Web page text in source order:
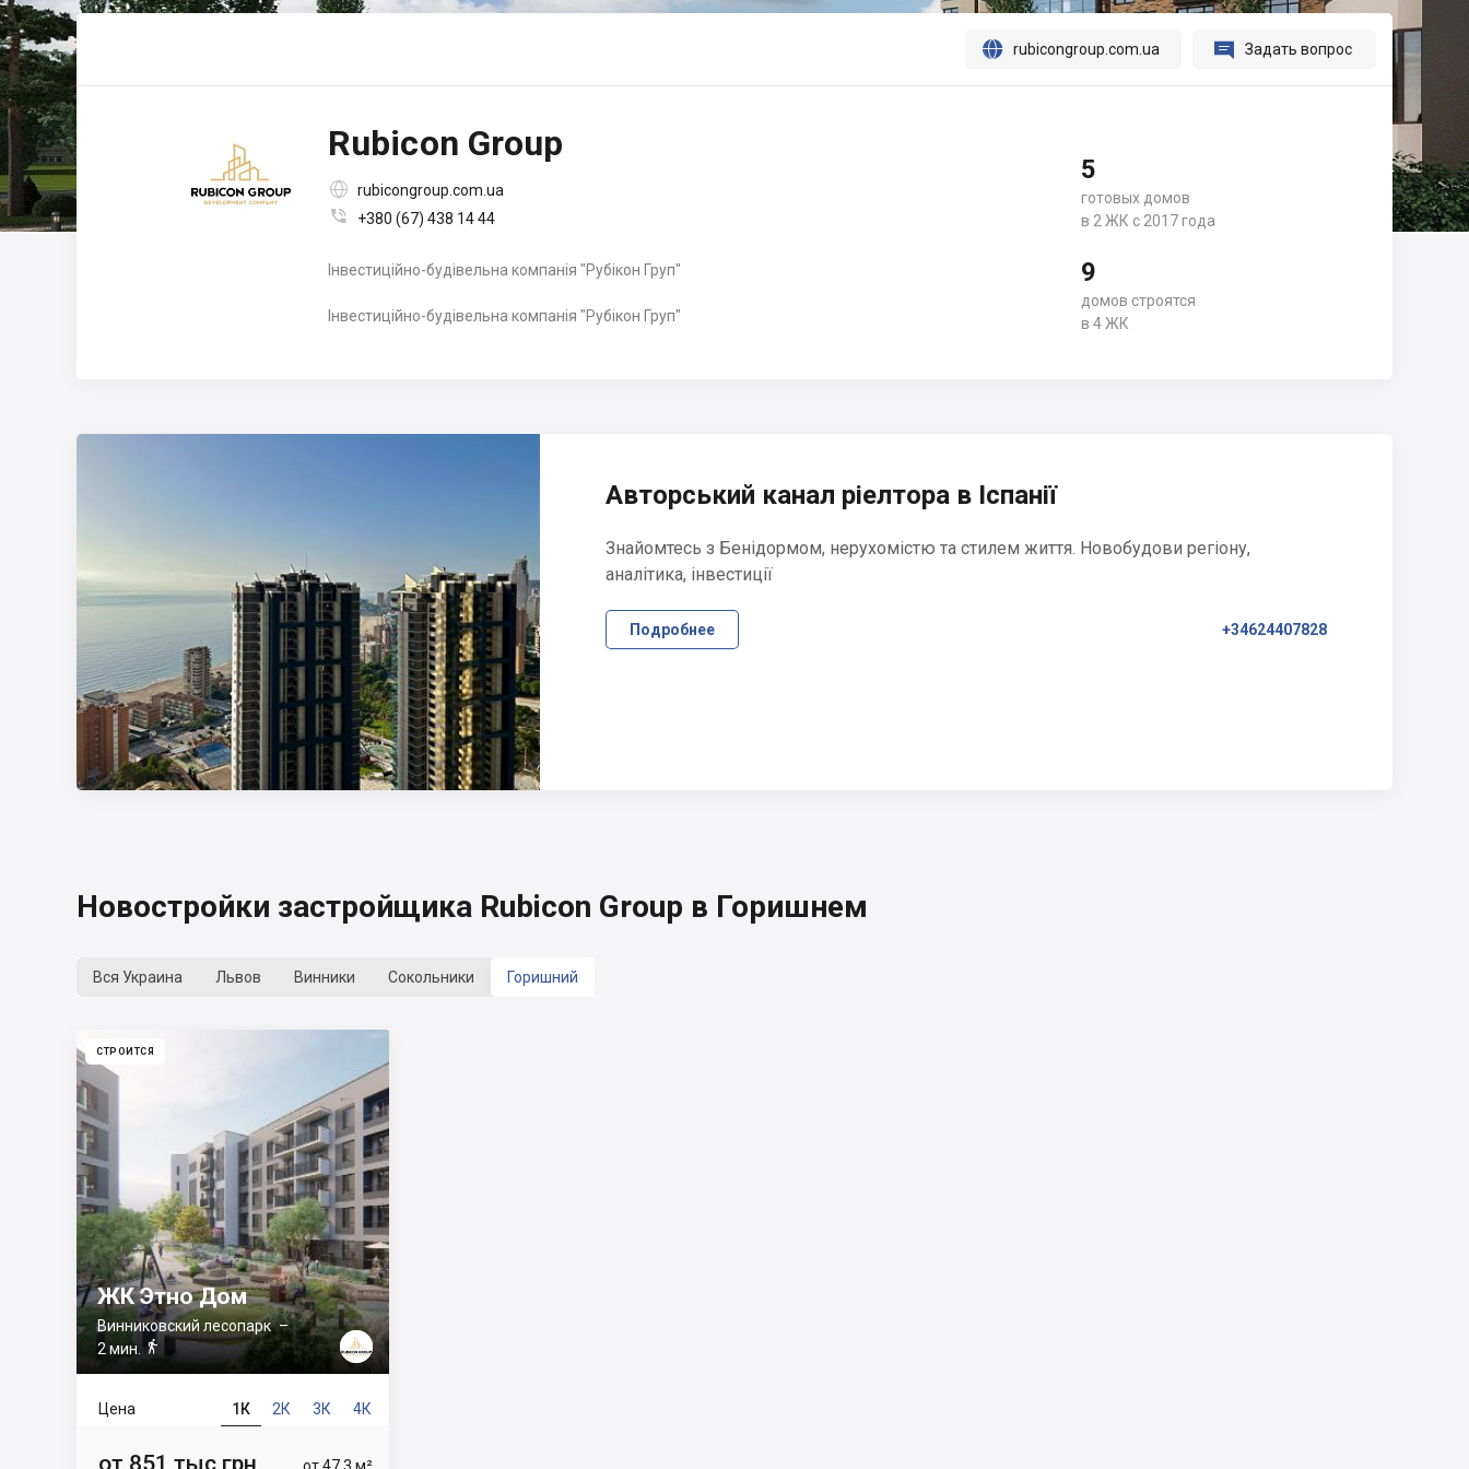


 rubicongroup.com.ua  Задать вопрос
Rubicon Group
 rubicongroup.com.ua
 +380 (67) 438 14 44
Інвестиційно-будівельна компанія "Рубікон Груп"
Інвестиційно-будівельна компанія "Рубікон Груп"
5
готовых домов
в 2 ЖК с 2017 года
9
домов строятся
в 4 ЖК
Авторський канал ріелтора в Іспанії
Знайомтесь з Бенідормом, нерухомістю та стилем життя. Новобудови регіону,
аналітика, інвестиції
Подробнее +34624407828
Новостройки застройщика Rubicon Group в Горишнем
Вся Украина Львов Винники Сокольники Горишний
СТРОИТСЯ
ЖК Этно Дом
Винниковский лесопарк–
2 мин.
1К 2К 3К 4К
Цена
от 47.3 м²
от 851 тыс грн